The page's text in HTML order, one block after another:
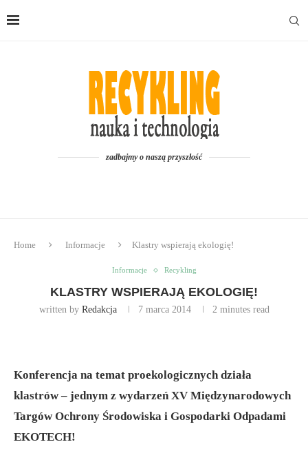
zadbajmy o naszą przyszłość
Home Informacje Klastry wspierają ekologię!
Informacje Recykling
KLASTRY WSPIERAJĄ EKOLOGIĘ!
written by Redakcja 7 marca 2014 2 minutes read
Konferencja na temat proekologicznych działa
klastrów – jednym z wydarzeń XV Międzynarodowych
Targów Ochrony Środowiska i Gospodarki Odpadami
EKOTECH!